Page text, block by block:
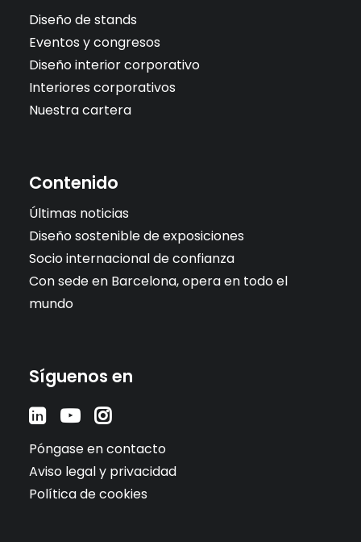
Diseño de stands
Eventos y congresos
Diseño interior corporativo
Interiores corporativos
Nuestra cartera
Contenido
Últimas noticias
Diseño sostenible de exposiciones
Socio internacional de confianza
Con sede en Barcelona, opera en todo el
mundo
Síguenos en
Póngase en contacto
Aviso legal y privacidad
Política de cookies